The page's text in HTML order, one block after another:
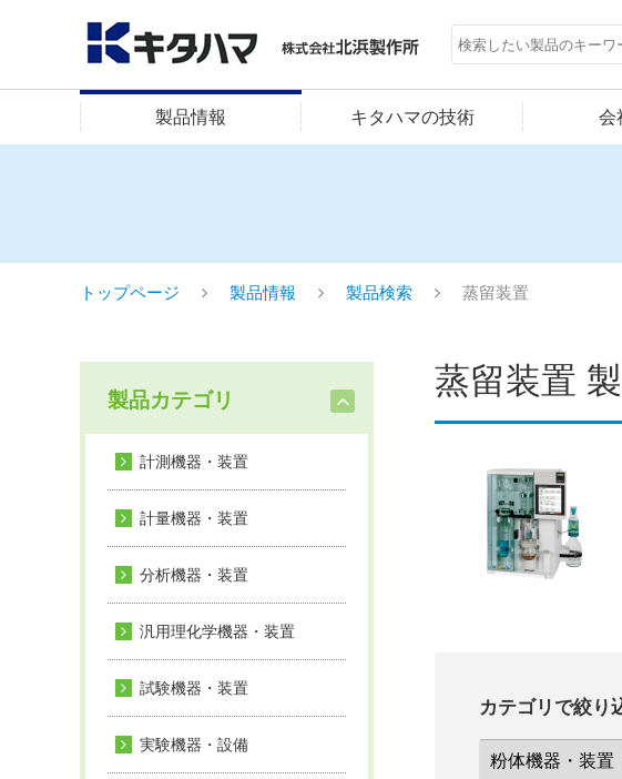
製品情報 キタハマの技術 会
トップページ 製品情報 製品検索 蒸留装置
製品カテゴリ
計測機器・装置
計量機器・装置
分析機器・装置
汎用理化学機器・装置
試験機器・装置
実験機器・設備
蒸留装置
カテゴリで絞り